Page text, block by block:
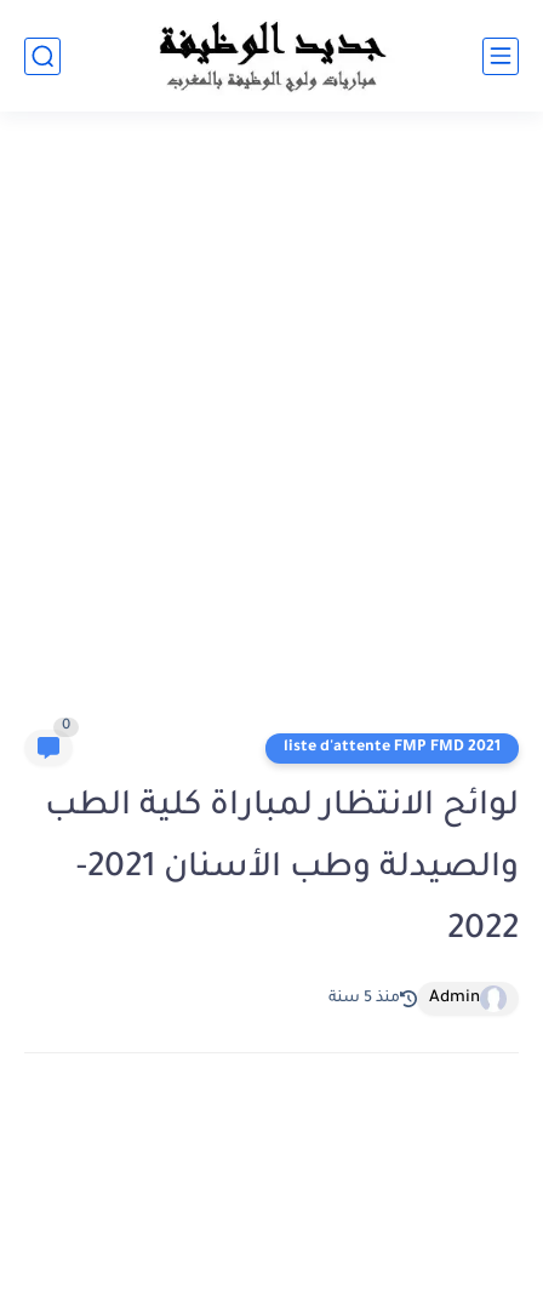
liste d'attente FMP FMD 2021
0
لوائح الانتظار لمباراة كلية الطب
والصيدلة وطب الأسنان 2021-
2022
Admin منذ 5 سنة